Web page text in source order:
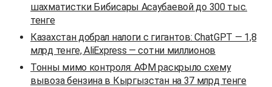
шахматистки Бибисары Асаубаевой до 300 тыс.
тенге
Казахстан добрал налоги с гигантов: ChatGPT — 1,8
млрд тенге, AliExpress — сотни миллионов
Тонны мимо контроля: АФМ раскрыло схему
вывоза бензина в Кыргызстан на 37 млрд тенге